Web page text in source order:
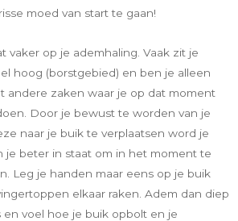
moed van start te gaan!
vaker op je ademhaling. Vaak zit je
hoog (borstgebied) en ben je alleen
andere zaken waar je op dat moment
Door je bewust te worden van je
naar je buik te verplaatsen word je
je beter in staat om in het moment te
Leg je handen maar eens op je buik
elkaar raken. Adem dan diep
en voel hoe je buik opbolt en je